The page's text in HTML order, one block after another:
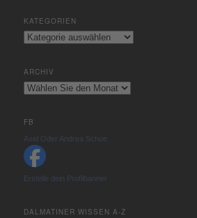
KATEGORIEN
Kategorien
ARCHIV
Archiv
FB
Axel Oder Andrea Schoe
Erstelle dein Profilbanner
DALMATINER WISSEN A-Z